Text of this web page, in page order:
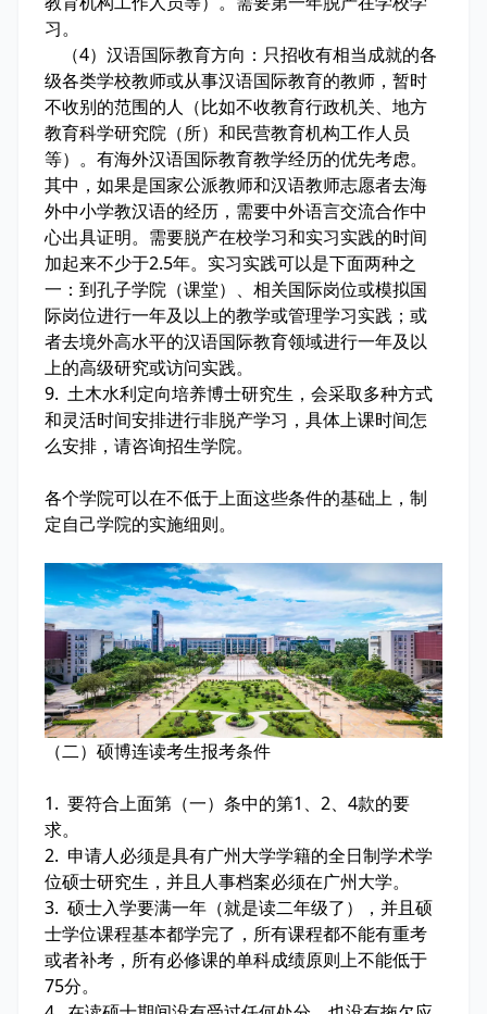
习。
（4）汉语国际教育方向：只招收有相当成就的各
级各类学校教师或从事汉语国际教育的教师，暂时
不收别的范围的人（比如不收教育行政机关、地方
教育科学研究院（所）和民营教育机构工作人员
等）。有海外汉语国际教育教学经历的优先考虑。
其中，如果是国家公派教师和汉语教师志愿者去海
外中小学教汉语的经历，需要中外语言交流合作中
心出具证明。需要脱产在校学习和实习实践的时间
加起来不少于2.5年。实习实践可以是下面两种之
一：到孔子学院（课堂）、相关国际岗位或模拟国
际岗位进行一年及以上的教学或管理学习实践；或
者去境外高水平的汉语国际教育领域进行一年及以
上的高级研究或访问实践。
9. 土木水利定向培养博士研究生，会采取多种方式
和灵活时间安排进行非脱产学习，具体上课时间怎
么安排，请咨询招生学院。
各个学院可以在不低于上面这些条件的基础上，制
定自己学院的实施细则。
（二）硕博连读考生报考条件
1. 要符合上面第（一）条中的第1、2、4款的要
求。
2. 申请人必须是具有广州大学学籍的全日制学术学
位硕士研究生，并且人事档案必须在广州大学。
3. 硕士入学要满一年（就是读二年级了），并且硕
士学位课程基本都学完了，所有课程都不能有重考
或者补考，所有必修课的单科成绩原则上不能低于
75分。